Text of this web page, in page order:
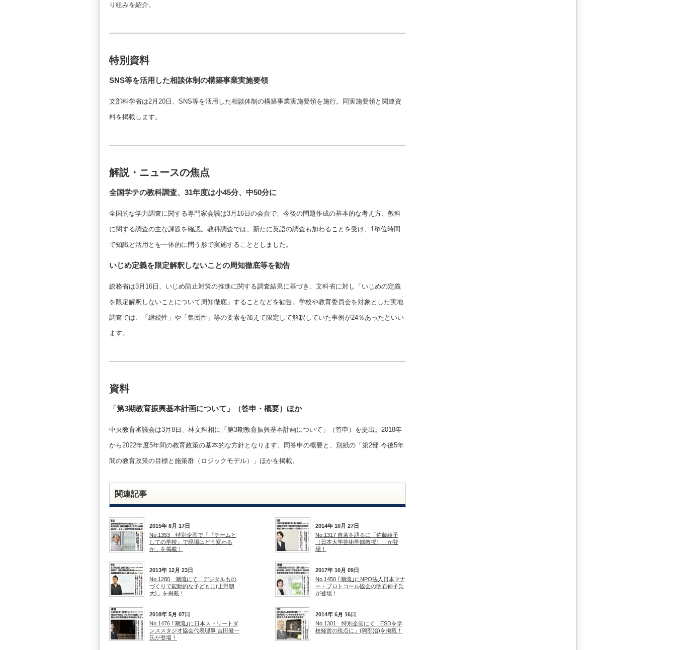
り組みを紹介。
特別資料
SNS等を活用した相談体制の構築事業実施要領
文部科学省は2月20日、SNS等を活用した相談体制の構築事業実施要領を施行。同実施要領と関連資
料を掲載します。
解説・ニュースの焦点
全国学テの教科調査、31年度は小45分、中50分に
全国的な学力調査に関する専門家会議は3月16日の会合で、今後の問題作成の基本的な考え方、教科
に関する調査の主な課題を確認。教科調査では、新たに英語の調査も加わることを受け、1単位時間
で知識と活用とを一体的に問う形で実施することとしました。
いじめ定義を限定解釈しないことの周知徹底等を勧告
総務省は3月16日、いじめ防止対策の推進に関する調査結果に基づき、文科省に対し「いじめの定義
を限定解釈しないことについて周知徹底」することなどを勧告。学校や教育委員会を対象とした実地
調査では、「継続性」や「集団性」等の要素を加えて限定して解釈していた事例が24％あったといい
ます。
資料
「第3期教育振興基本計画について」（答申・概要）ほか
中央教育審議会は3月8日、林文科相に「第3期教育振興基本計画について」（答申）を提出。2018年
から2022年度5年間の教育政策の基本的な方針となります。同答申の概要と、別紙の「第2部 今後5年
間の教育政策の目標と施策群（ロジックモデル）」ほかを掲載。
関連記事
2015年 8月 17日
No.1353 特別企画で「『チームと
しての学校』で現場はどう変わる
か」を掲載！
2014年 10月 27日
No.1317 自著を語るに「佐藤綾子
（日本大学芸術学部教授）」が登
場！
2013年 12月 23日
No.1280 潮流にて「デジタルもの
づくりで能動的な子どもに(上野朝
大)」を掲載！
2017年 10月 09日
No.1450 ｢潮流｣にNPO法人日本マナ
ー・プロトコール協会の明石伸子氏
が登場！
2018年 5月 07日
No.1476 ｢潮流｣に日本ストリートダ
ンススタジオ協会代表理事 吉田健一
氏が登場！
2014年 6月 16日
No.1301 特別企画にて「ESDを学
校経営の視点に」(阿部治)を掲載！